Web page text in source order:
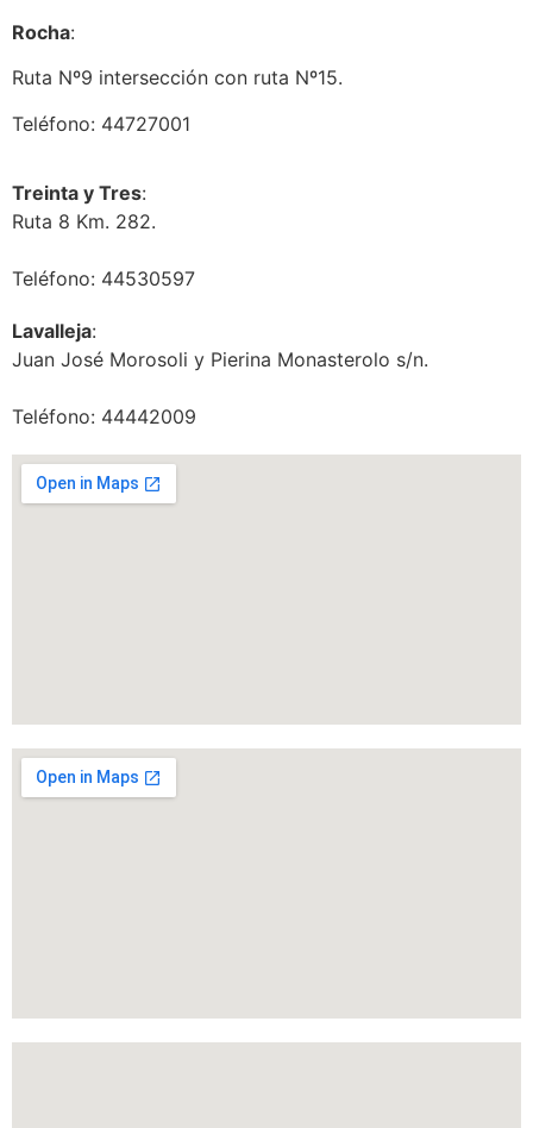
Rocha:
Ruta Nº9 intersección con ruta Nº15.
Teléfono: 44727001
Treinta y Tres:
Ruta 8 Km. 282.
Teléfono: 44530597
Lavalleja:
Juan José Morosoli y Pierina Monasterolo s/n.
Teléfono: 44442009